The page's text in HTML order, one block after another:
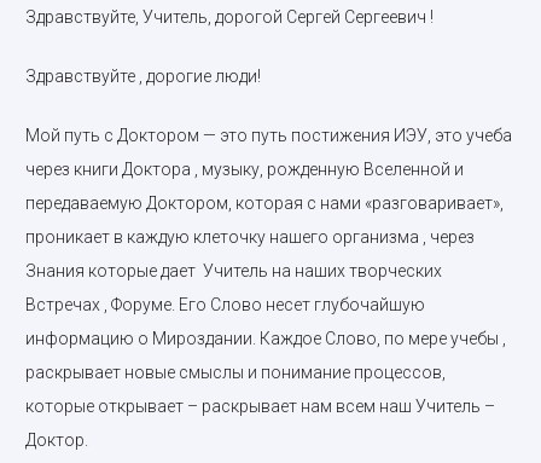
Здравствуйте, Учитель, дорогой Сергей Сергеевич !
Здравствуйте , дорогие люди!
Мой путь с Доктором — это путь постижения ИЭУ, это учеба
через книги Доктора , музыку, рожденную Вселенной и
передаваемую Доктором, которая с нами «разговаривает»,
проникает в каждую клеточку нашего организма , через
Знания которые дает Учитель на наших творческих
Встречах , Форуме. Его Слово несет глубочайшую
информацию о Мироздании. Каждое Слово, по мере учебы ,
раскрывает новые смыслы и понимание процессов,
которые открывает – раскрывает нам всем наш Учитель –
Доктор.